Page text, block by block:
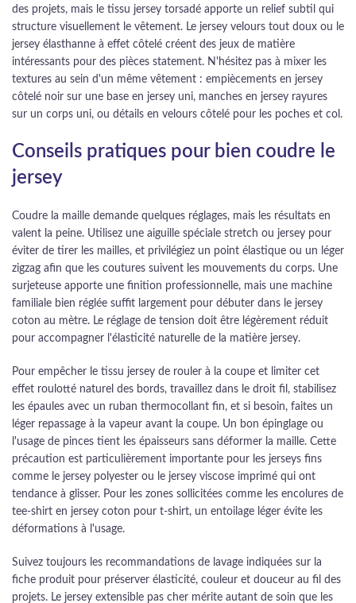
des projets, mais le tissu jersey torsadé apporte un relief subtil qui
structure visuellement le vêtement. Le jersey velours tout doux ou le
jersey élasthanne à effet côtelé créent des jeux de matière
intéressants pour des pièces statement. N'hésitez pas à mixer les
textures au sein d'un même vêtement : empiècements en jersey
côtelé noir sur une base en jersey uni, manches en jersey rayures
sur un corps uni, ou détails en velours côtelé pour les poches et col.
Conseils pratiques pour bien coudre le
jersey
Coudre la maille demande quelques réglages, mais les résultats en
valent la peine. Utilisez une aiguille spéciale stretch ou jersey pour
éviter de tirer les mailles, et privilégiez un point élastique ou un léger
zigzag afin que les coutures suivent les mouvements du corps. Une
surjeteuse apporte une finition professionnelle, mais une machine
familiale bien réglée suffit largement pour débuter dans le jersey
coton au mètre. Le réglage de tension doit être légèrement réduit
pour accompagner l'élasticité naturelle de la matière jersey.
Pour empêcher le tissu jersey de rouler à la coupe et limiter cet
effet roulotté naturel des bords, travaillez dans le droit fil, stabilisez
les épaules avec un ruban thermocollant fin, et si besoin, faites un
léger repassage à la vapeur avant la coupe. Un bon épinglage ou
l'usage de pinces tient les épaisseurs sans déformer la maille. Cette
précaution est particulièrement importante pour les jerseys fins
comme le jersey polyester ou le jersey viscose imprimé qui ont
tendance à glisser. Pour les zones sollicitées comme les encolures de
tee-shirt en jersey coton pour t-shirt, un entoilage léger évite les
déformations à l'usage.
Suivez toujours les recommandations de lavage indiquées sur la
fiche produit pour préserver élasticité, couleur et douceur au fil des
projets. Le jersey extensible pas cher mérite autant de soin que les